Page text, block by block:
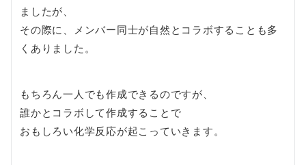
ましたが、
その際に、メンバー同士が自然とコラボすることも多
くありました。
もちろん一人でも作成できるのですが、
誰かとコラボして作成することで
おもしろい化学反応が起こっていきます。